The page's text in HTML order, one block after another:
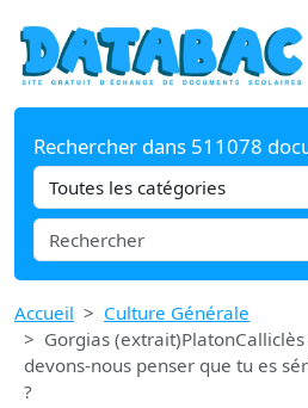
Rechercher dans 511078
Accueil
Culture Générale
Gorgias
devons-nous penser que tu es
?